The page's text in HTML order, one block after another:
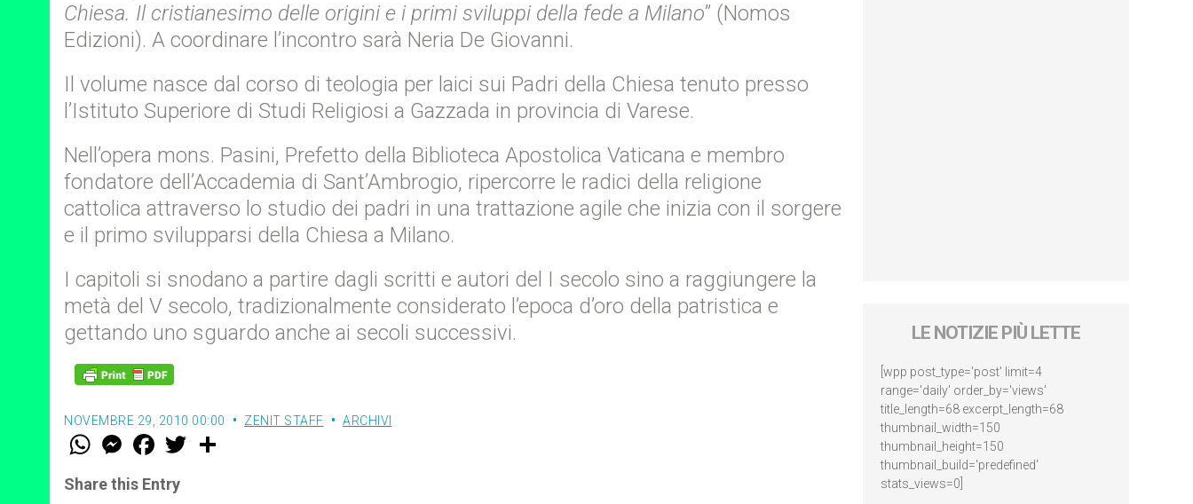
Chiesa. Il cristianesimo delle origini e i primi sviluppi della fede a Milano” (Nomos
Edizioni). A coordinare l’incontro sarà Neria De Giovanni.
Il volume nasce dal corso di teologia per laici sui Padri della Chiesa tenuto presso
l’Istituto Superiore di Studi Religiosi a Gazzada in provincia di Varese.
Nell’opera mons. Pasini, Prefetto della Biblioteca Apostolica Vaticana e membro
fondatore dell’Accademia di Sant’Ambrogio, ripercorre le radici della religione
cattolica attraverso lo studio dei padri in una trattazione agile che inizia con il sorgere
e il primo svilupparsi della Chiesa a Milano.
I capitoli si snodano a partire dagli scritti e autori del I secolo sino a raggiungere la
metà del V secolo, tradizionalmente considerato l’epoca d’oro della patristica e
gettando uno sguardo anche ai secoli successivi.
NOVEMBRE 29, 2010 00:00 ZENIT STAFF ARCHIVI
W
t
s
M
e
s
e
F
a
e
b
w
Share this Entry
LE NOTIZIE PIÙ LETTE
[wpp post_type='post' limit=4
range='daily' order_by='views'
title_length=68 excerpt_length=68
thumbnail_width=150
thumbnail_height=150
thumbnail_build='predefined'
stats_views=0]